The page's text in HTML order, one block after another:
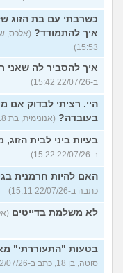
כשרבתי עם בת הזוג
איך להתמודד?
15:53)
איך להסביר לה שאני
ב-22/07/26 15:42)
היי. רציתי לבדוק אם
בעובדה? (אנונימית, בת 18, כתבה ב-22/07/26 15:31)
בעיות ביני לבית
ב-22/07/26 15:22)
האם להיות חרמנית
כתבה ב-22/07/26 15:11)
לא משלמת בדייטים (אלי, בן
בטעות "התעוררתי"
סוטה, בן 18, כתב ב-22/07/26 14:51)